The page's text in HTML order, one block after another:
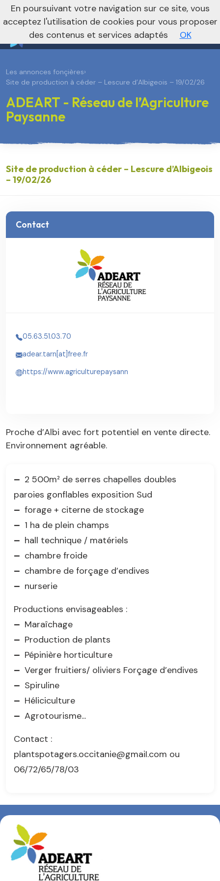
Vers le site national
Les annonces fonçières›
Site de production à céder – Lescure d’Albigeois – 19/02/26
ADEART - Réseau de l’Agriculture
Paysanne
Site de production à céder – Lescure d’Albigeois
– 19/02/26
Contact
05.63.51.03.70
adear.tarn[at]free.fr
https://www.agriculturepaysann
Proche d’Albi avec fort potentiel en vente directe.
Environnement agréable.
– 2 500m² de serres chapelles doubles
paroies gonflables exposition Sud
– forage + citerne de stockage
– 1 ha de plein champs
– hall technique / matériels
– chambre froide
– chambre de forçage d’endives
– nurserie
Productions envisageables :
– Maraîchage
– Production de plants
– Pépinière horticulture
– Verger fruitiers/ oliviers Forçage d’endives
– Spiruline
– Héliciculture
– Agrotourisme...
Contact :
plantspotagers.occitanie@gmaiI.com ou
06/72/65/78/03
En poursuivant votre navigation sur ce site, vous
acceptez l'utilisation de cookies pour vous proposer
des contenus et services adaptés
OK